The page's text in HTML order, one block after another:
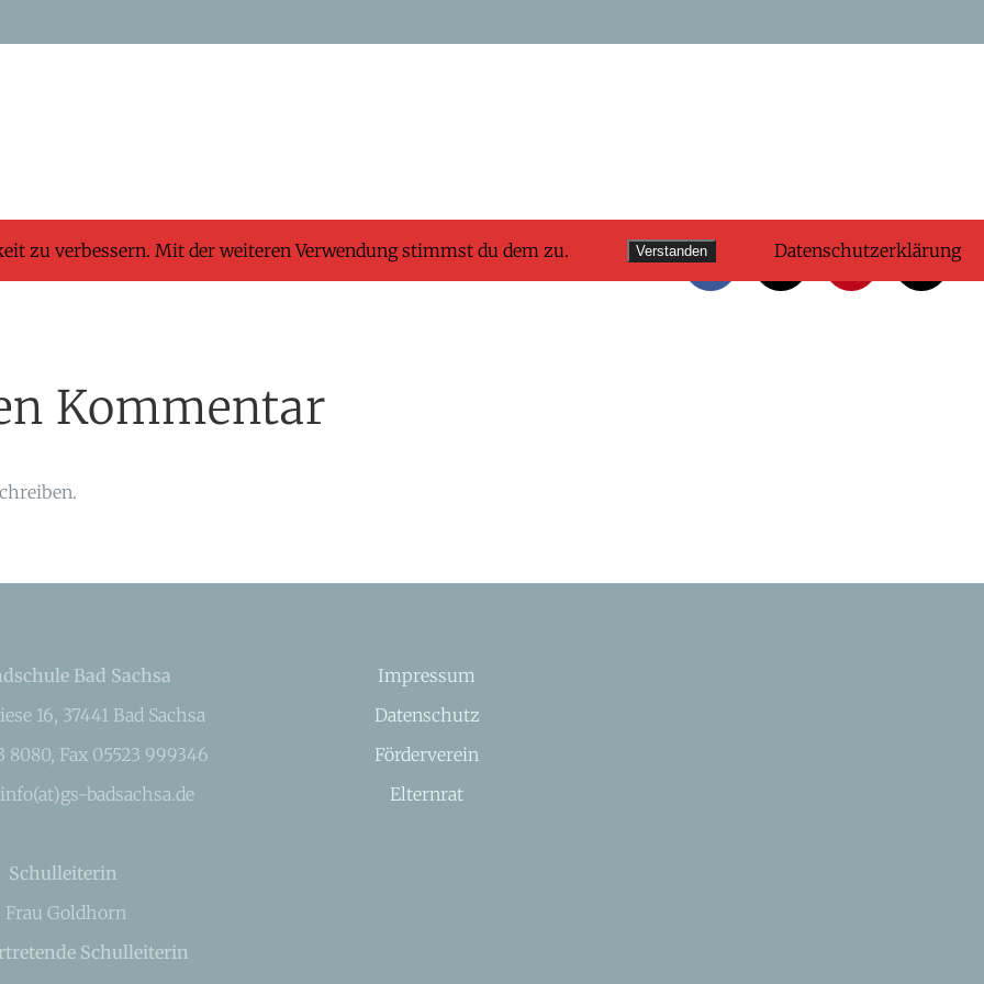
Facebook
X Pinterest
Mail
Kommentar
Bad Sachsa
16, 37441 Bad Sachsa
8080, Fax 05523 999346
badsachsa.de
Schulleiterin
Frau Goldhorn
Schulleiterin
Impressum
Datenschutz
Förderverein
Elternrat
zu verbessern. Mit der weiteren Verwendung stimmst du dem zu. Verstanden Datenschutzerklärung